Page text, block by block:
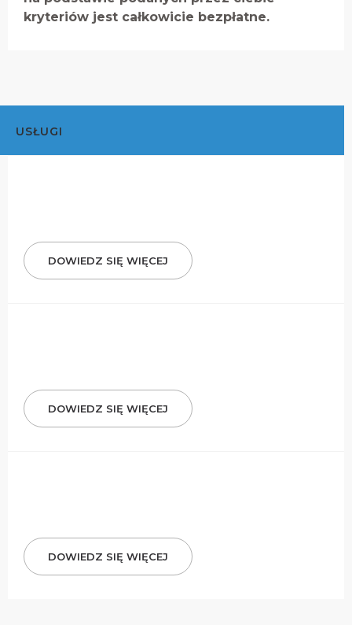
kryteriów jest całkowicie bezpłatne.
USŁUGI
DOWIEDZ SIĘ WIĘCEJ
DOWIEDZ SIĘ WIĘCEJ
DOWIEDZ SIĘ WIĘCEJ